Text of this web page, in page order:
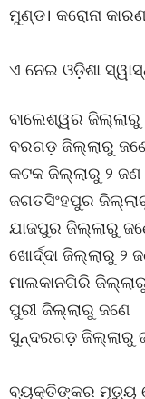
ମୁଣ୍ଡ। କରୋନା
ଏ ନେଇ ଓଡ଼ିଶା
ବାଲେଶ୍ୱର ଜିଲ୍ଲାରୁ
ବରଗଡ଼ ଜିଲ୍ଲାରୁ
କଟକ ଜିଲ୍ଲାରୁ ୨ ଜଣ
ଜଗତସିଂହପୁର
ଯାଜପୁର ଜିଲ୍ଲାରୁ
ଖୋର୍ଦ୍ଦା ଜିଲ୍ଲାରୁ ୨
ମାଲକାନଗିରି
ପୁରୀ ଜିଲ୍ଲାରୁ ଜଣେ
ସୁନ୍ଦରଗଡ଼ ଜିଲ୍ଲାରୁ
ବ୍ୟକ୍ତିଙ୍କର ମୃତ୍ୟୁ